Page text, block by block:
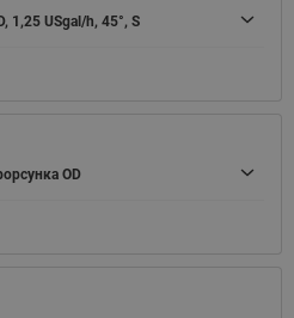
1,25 USgal/h, 45°, S
OD